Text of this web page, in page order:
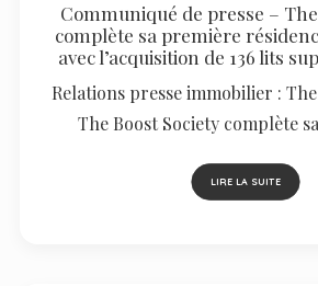
Communiqué de presse –
complète sa première
avec l’acquisition de 136 lits
Relations presse immobilier :
The Boost Society complète
LIRE LA SUITE